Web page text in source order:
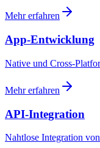
Mehr erfahren
App-Entwicklung
Native und Cross-
Mehr erfahren
API-Integration
Nahtlose Integration